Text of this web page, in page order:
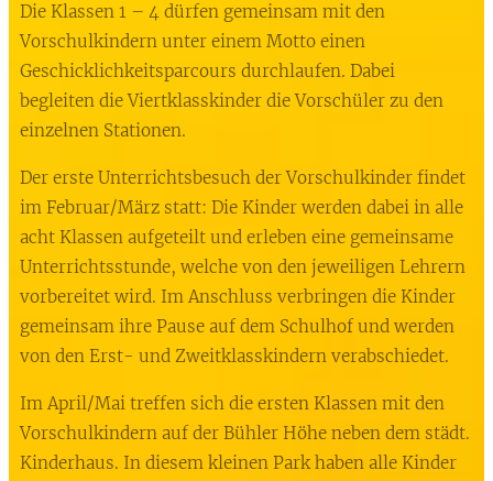
Die Klassen 1 – 4 dürfen gemeinsam mit den
Vorschulkindern unter einem Motto einen
Geschicklichkeitsparcours durchlaufen. Dabei
begleiten die Viertklasskinder die Vorschüler zu den
einzelnen Stationen.
Der erste Unterrichtsbesuch der Vorschulkinder findet
im Februar/März statt: Die Kinder werden dabei in alle
acht Klassen aufgeteilt und erleben eine gemeinsame
Unterrichtsstunde, welche von den jeweiligen Lehrern
vorbereitet wird. Im Anschluss verbringen die Kinder
gemeinsam ihre Pause auf dem Schulhof und werden
von den Erst- und Zweitklasskindern verabschiedet.
Im April/Mai treffen sich die ersten Klassen mit den
Vorschulkindern auf der Bühler Höhe neben dem städt.
Kinderhaus. In diesem kleinen Park haben alle Kinder